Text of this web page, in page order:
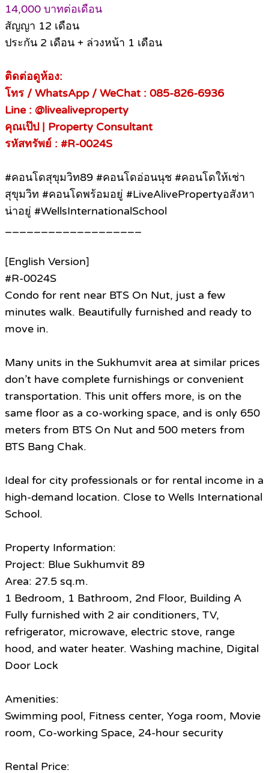
14,000 บาทต่อเดือน
สัญญา 12 เดือน
ประกัน 2 เดือน + ล่วงหน้า 1 เดือน
ติดต่อดูห้อง:
โทร / WhatsApp / WeChat : 085-826-6936
Line : @livealiveproperty
คุณเป๊ป | Property Consultant
รหัสทรัพย์ : #R-0024S
#คอนโดสุขุมวิท89 #คอนโดอ่อนนุช #คอนโดให้เช่า
สุขุมวิท #คอนโดพร้อมอยู่ #LiveAlivePropertyอสังหา
น่าอยู่ #WellsInternationalSchool
[English Version]
#R-0024S
Condo for rent near BTS On Nut, just a few
minutes walk. Beautifully furnished and ready to
move in.
Many units in the Sukhumvit area at similar prices
don’t have complete furnishings or convenient
transportation. This unit offers more, is on the
same floor as a co-working space, and is only 650
meters from BTS On Nut and 500 meters from
BTS Bang Chak.
Ideal for city professionals or for rental income in a
high-demand location. Close to Wells International
School.
Property Information:
Project: Blue Sukhumvit 89
Area: 27.5 sq.m.
1 Bedroom, 1 Bathroom, 2nd Floor, Building A
Fully furnished with 2 air conditioners, TV,
refrigerator, microwave, electric stove, range
hood, and water heater. Washing machine, Digital
Door Lock
Amenities:
Swimming pool, Fitness center, Yoga room, Movie
room, Co-working Space, 24-hour security
Rental Price: